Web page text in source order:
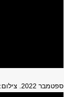
ספטמבר 2022. צילום: משה בדרשי